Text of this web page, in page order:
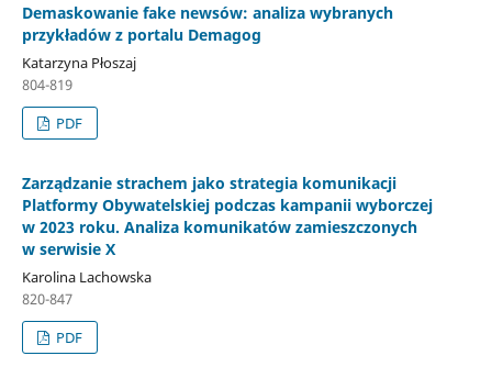
Demaskowanie fake newsów: analiza wybranych
przykładów z portalu Demagog
Katarzyna Płoszaj
804-819
PDF
Zarządzanie strachem jako strategia komunikacji
Platformy Obywatelskiej podczas kampanii wyborczej
w 2023 roku. Analiza komunikatów zamieszczonych
w serwisie X
Karolina Lachowska
820-847
PDF